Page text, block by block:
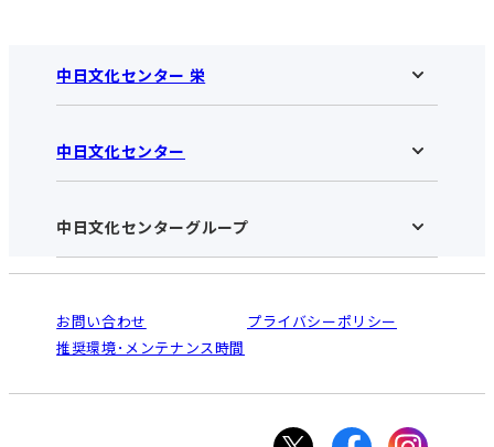
中日文化センター 栄
中日文化センター 栄HOME
お知らせ
アクセス･営業時間
お申し込みの流れ
入会と受講のご案内
中日文化センター
中日文化センターHOME
中日文化センターとは
受講規約・会員特典
ご利用ガイド
オンライン講座受講の手順
WEBサイトのよくある質問
中日文化センターグループ
南大高
犬山
高蔵寺
大垣
お問い合わせ
プライバシーポリシー
推奨環境･メンテナンス時間